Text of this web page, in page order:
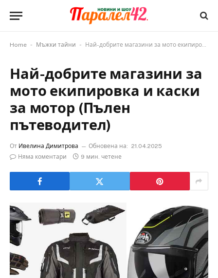
Home - Мъжки тайни - Най-добрите магазини за мото екипировка и каски за мотор (Пълен пътеводител)
Най-добрите магазини за
мото екипировка и каски
за мотор (Пълен
пътеводител)
От Ивелина Димитрова Обновена на: 21.04.2025
Няма коментари
9 мин. четене